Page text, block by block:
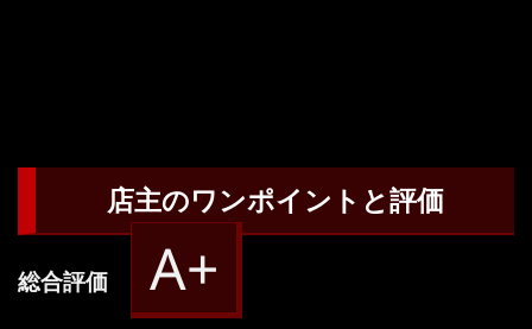
店主のワンポイントと評価
総合評価 A+